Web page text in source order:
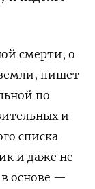
смерти, о
пишет
по
и
списка
и даже не
в основе —